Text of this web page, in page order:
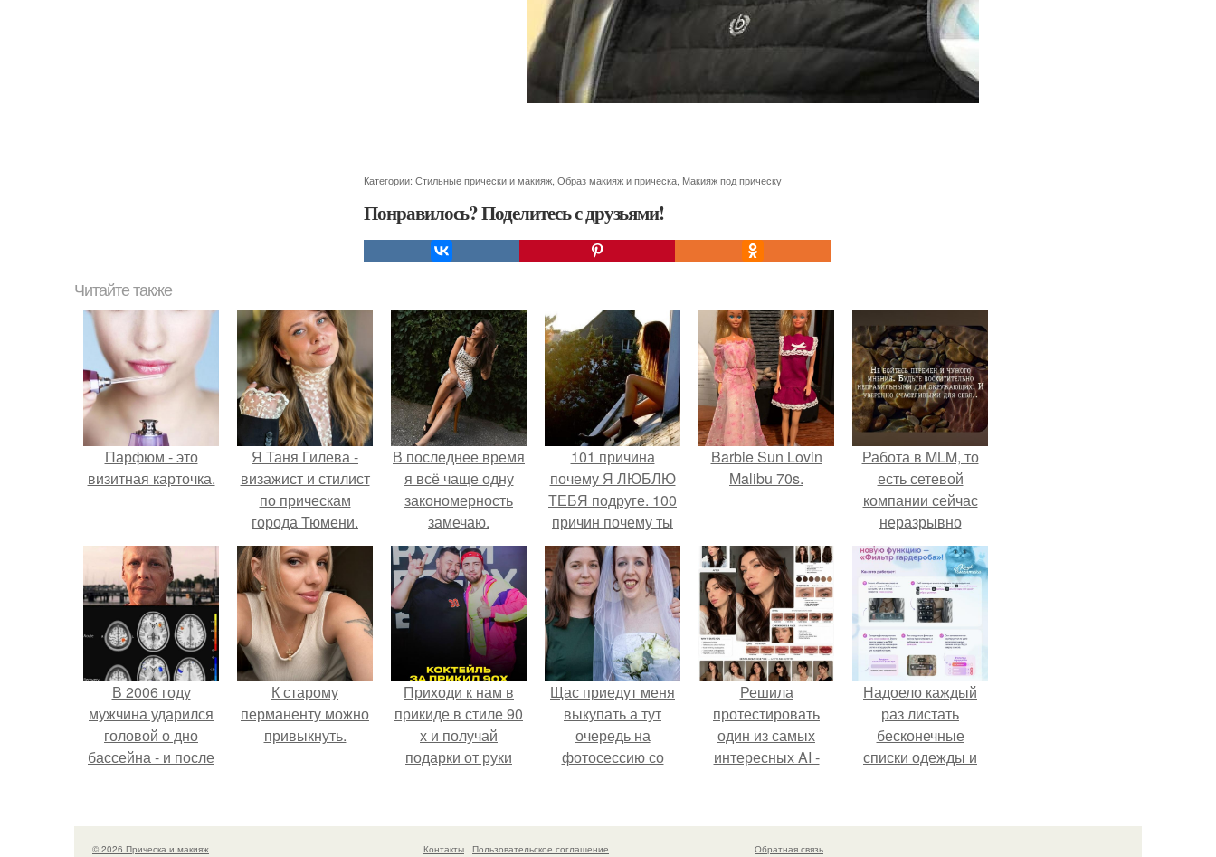
Категории: Стильные прически и макияж Образ макияж и прическа Макияж под прическу
Понравилось? Поделитесь с друзьями!
Читайте также
Парфюм - это
визитная карточка.
Я Таня Гилева -
визажист и стилист
по прическам
города Тюмени.
В последнее время
я всё чаще одну
закономерность
замечаю.
101 причина
почему Я ЛЮБЛЮ
ТЕБЯ подруге. 100
причин почему ты
моя лучшая
подруга.
Barbie Sun Lovin
Malibu 70s.
Работа в MLM, то
есть сетевой
компании сейчас
неразрывно
связана с создание
своего контента,
своей страницы в
соц сетях.
В 2006 году
мужчина ударился
головой о дно
бассейна - и после
странным образом.
К старому
перманенту можно
привыкнуть.
Приходи к нам в
прикиде в стиле 90
х и получай
подарки от руки
Щас приедут меня
выкупать а тут
очередь на
фотосессию со
Решила
протестировать
один из самых
интересных AI -
Надоело каждый
раз листать
бесконечные
списки одежды и
кусочкам?
© 2026 Прическа и макияж Контакты Пользовательское соглашение Обратная связь